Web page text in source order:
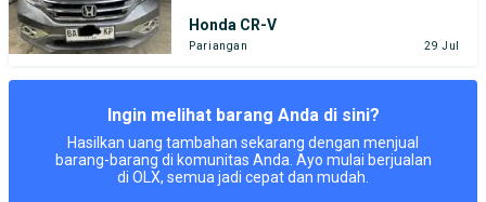
Honda CR-V
Pariangan 29 Jul
Ingin melihat barang Anda di sini?
Hasilkan uang tambahan sekarang dengan menjual
barang-barang di komunitas Anda. Ayo mulai berjualan
di OLX, semua jadi cepat dan mudah.